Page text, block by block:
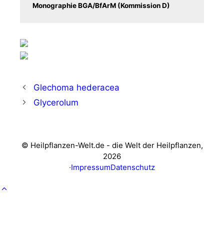
Mono­gra­phie BGA/​​BfArM (Kom­mis­si­on D)
Glechoma hederacea
Glycerolum
© Heilpflanzen-Welt.de - die Welt der Heilpflanzen,
2026
·ImpressumDatenschutz